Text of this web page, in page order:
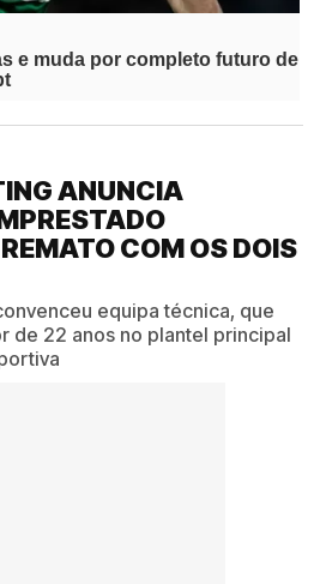
ANUNCIA
COM OS DOIS
equipa técnica, que
de 22 anos no plantel principal